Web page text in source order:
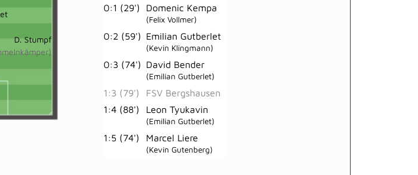
D. Stumpf
0:1 (29') Domenic Kempa
(Felix Vollmer)
0:2 (59') Emilian Gutberlet
(Kevin Klingmann)
0:3 (74') David Bender
(Emilian Gutberlet)
1:3 (79')
FSV Bergshausen
1:4 (88')
Leon Tyukavin
(Emilian Gutberlet)
1:5 (74') Marcel Liere
(Kevin Gutenberg)